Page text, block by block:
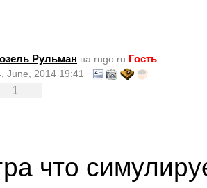
Рульман на rugo.ru Гость
June, 2014 19:41
1 –
что